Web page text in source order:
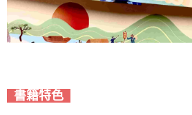
書籍特色